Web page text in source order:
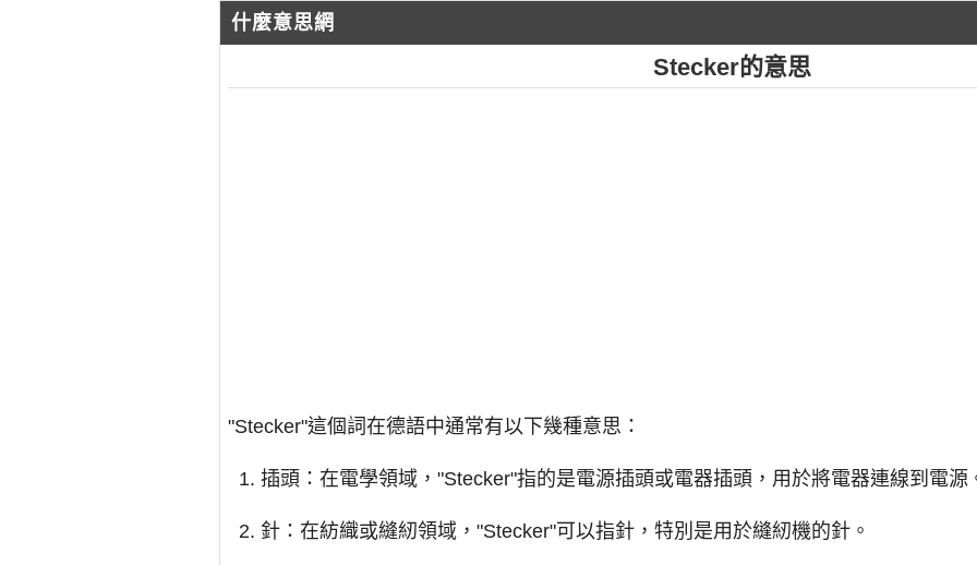
什麼意思網
Stecker的意思
"Stecker"這個詞在德語中通常有以下幾種意思：
插頭：在電學領域，"Stecker"指的是電源插頭或電器插頭，用於將電器連線到電源
針：在紡織或縫紉領域，"Stecker"可以指針，特別是用於縫紉機的針。